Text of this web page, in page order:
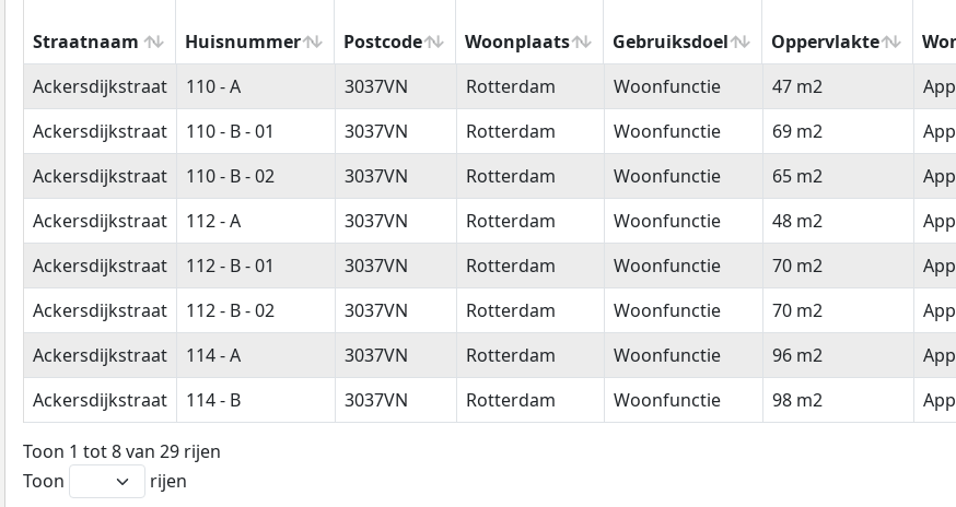
Straatnaam Huisnummer Postcode Woonplaats Gebruiksdoel Oppervlakte
Straatnaam
Huisnummer Postcode Woonplaats Gebruiksdoel Oppervlakte
Ackersdijkstraat 110 - A 3037VN Rotterdam Woonfunctie 47 m2
Ackersdijkstraat
110 - B - 01 3037VN Rotterdam Woonfunctie 69 m2
Ackersdijkstraat
110 - B - 02 3037VN Rotterdam Woonfunctie 65 m2
Ackersdijkstraat
112 - A 3037VN Rotterdam Woonfunctie 48 m2
Ackersdijkstraat
112 - B - 01 3037VN Rotterdam Woonfunctie 70 m2
Ackersdijkstraat
112 - B - 02 3037VN Rotterdam Woonfunctie 70 m2
Ackersdijkstraat
114 - A 3037VN Rotterdam Woonfunctie 96 m2
Ackersdijkstraat
114 - B 3037VN Rotterdam Woonfunctie 98 m2
Toon 1 tot 8 van 29 rijen
Toon
rijen